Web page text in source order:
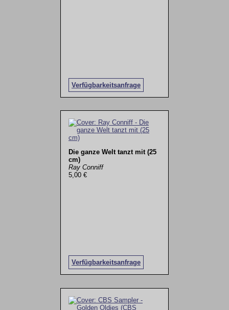
Verfügbarkeitsanfrage
Die ganze Welt tanzt mit (25
cm)
Ray Conniff
5,00 €
Verfügbarkeitsanfrage